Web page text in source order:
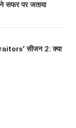
सफर पर जताया
सीजन 2: क्या